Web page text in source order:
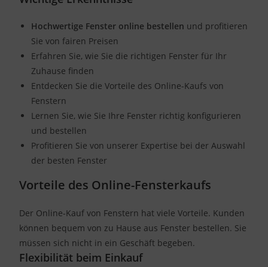
Hochwertige Fenster online bestellen und profitieren
Sie von fairen Preisen
Erfahren Sie, wie Sie die richtigen Fenster für Ihr
Zuhause finden
Entdecken Sie die Vorteile des Online-Kaufs von
Fenstern
Lernen Sie, wie Sie Ihre Fenster richtig konfigurieren
und bestellen
Profitieren Sie von unserer Expertise bei der Auswahl
der besten Fenster
Vorteile des Online-Fensterkaufs
Der Online-Kauf von Fenstern hat viele Vorteile. Kunden
können bequem von zu Hause aus Fenster bestellen. Sie
müssen sich nicht in ein Geschäft begeben.
Flexibilität beim Einkauf